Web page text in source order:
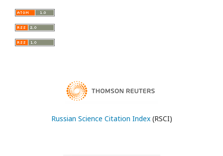
Russian Science Citation Index(RSCI)